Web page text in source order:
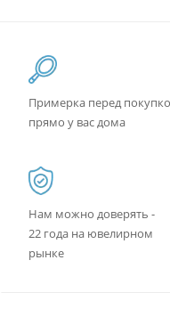
Примерка перед
прямо у вас дома
Нам можно доверять -
22 года на ювелирном
рынке